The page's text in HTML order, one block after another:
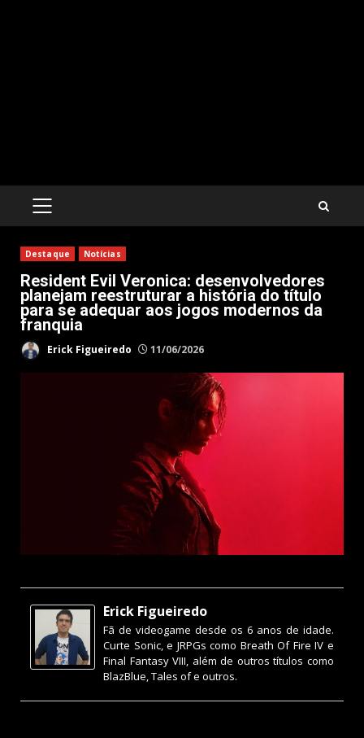
PRIMARY
Destaque Notícias
Resident Evil Veronica: desenvolvedores
planejam reestruturar a história do título
para se adequar aos jogos modernos da
franquia
Erick Figueiredo 11/06/2026
Erick Figueiredo
Fã de videogame desde os 6 anos de idade.
Curte Sonic, e JRPGs como Breath Of Fire IV e
Final Fantasy VIII, além de outros títulos como
BlazBlue, Tales of e outros.